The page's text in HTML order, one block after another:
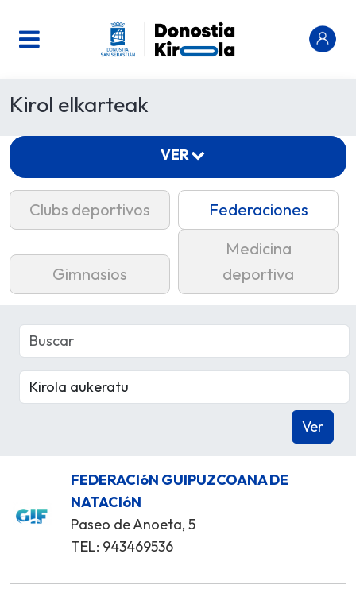
Kirol elkarteak
Clubs deportivos Federaciones
Gimnasios
Medicina
deportiva
FEDERACIóN GUIPUZCOANA DE
NATACIóN
Paseo de Anoeta, 5
TEL: 943469536
VER